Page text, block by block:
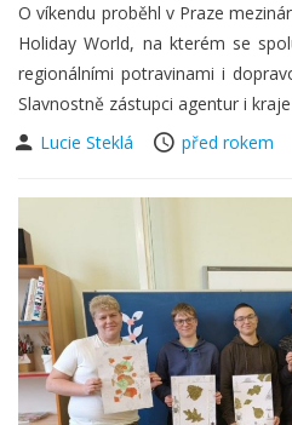
O víkendu proběhl v Praze
Holiday World, na kterém se
regionálními potravinami i
Slavnostně zástupci agentur i
Lucie Steklá
před rokem